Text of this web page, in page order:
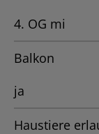
4. OG mi
Balkon
ja
Haustiere